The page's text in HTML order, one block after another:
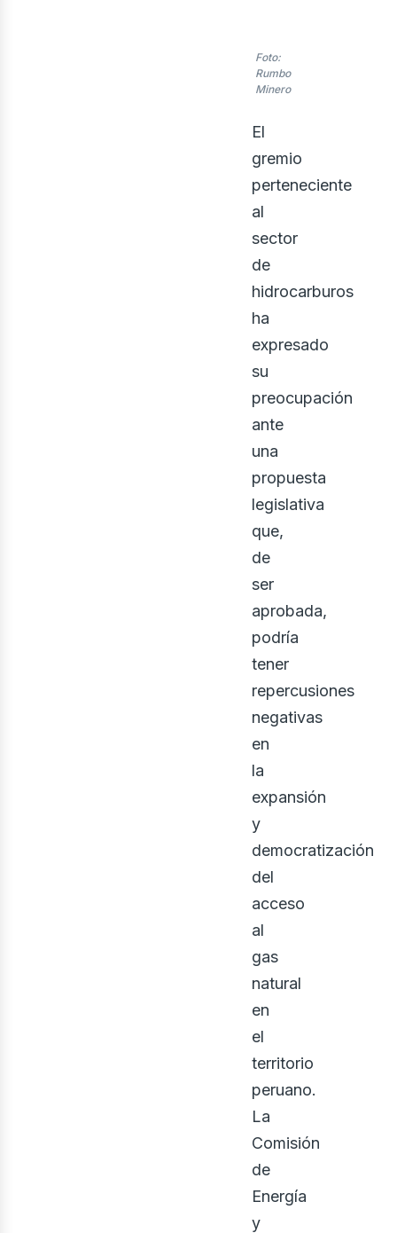
Foto:
Rumbo
Minero
El
gremio
perteneciente
al
sector
de
hidrocarburos
ha
expresado
su
preocupación
ante
una
propuesta
legislativa
que,
de
ser
aprobada,
podría
tener
repercusiones
negativas
en
la
expansión
y
democratización
del
acceso
al
gas
natural
en
el
territorio
peruano.
La
Comisión
de
Energía
y